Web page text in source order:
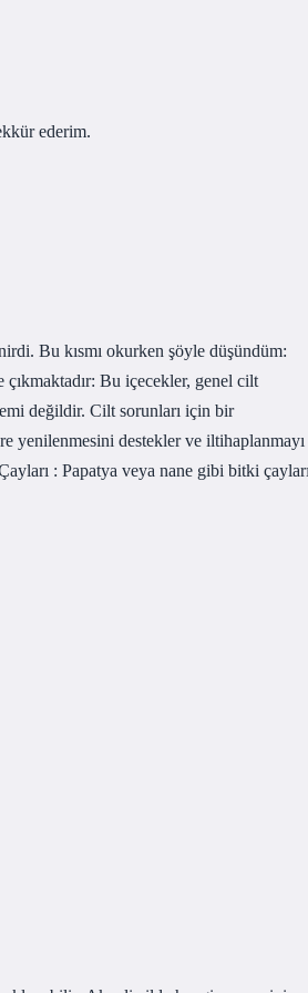
ederim.
Bu kısmı okurken şöyle düşündüm:
Bu içecekler, genel cilt
değildir. Cilt sorunları için bir
yenilenmesini destekler ve iltihaplanmayı
: Papatya veya nane gibi bitki